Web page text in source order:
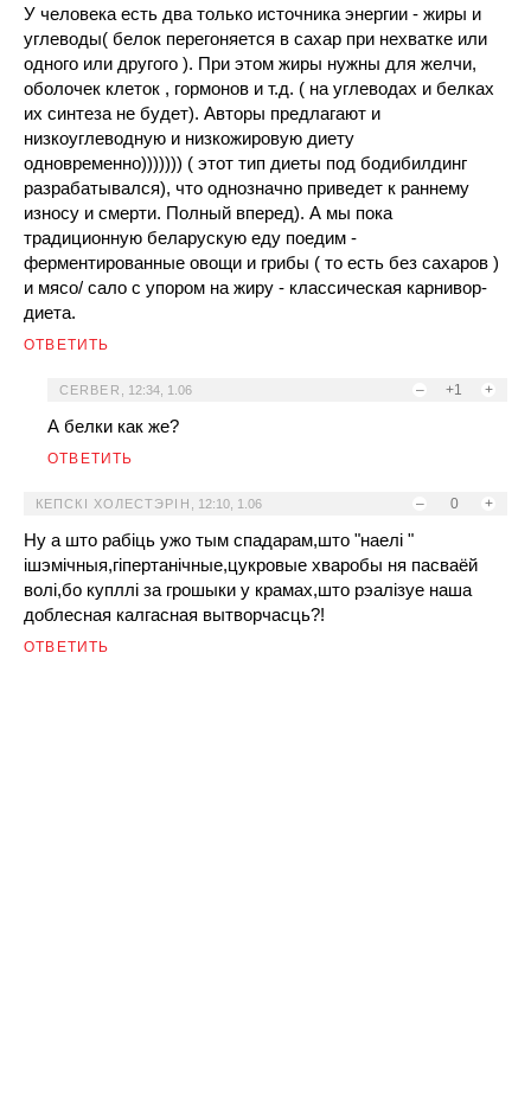
У человека есть два только источника энергии - жиры и
углеводы( белок перегоняется в сахар при нехватке или
одного или другого ). При этом жиры нужны для желчи,
оболочек клеток , гормонов и т.д. ( на углеводах и белках
их синтеза не будет). Авторы предлагают и
низкоуглеводную и низкожировую диету
одновременно))))))) ( этот тип диеты под бодибилдинг
разрабатывался), что однозначно приведет к раннему
износу и смерти. Полный вперед). А мы пока
традиционную беларускую еду поедим -
ферментированные овощи и грибы ( то есть без сахаров )
и мясо/ сало с упором на жиру - классическая карнивор-
диета.
ОТВЕТИТЬ
– +1 +
CERBER 12:34, 1.06
А белки как же?
ОТВЕТИТЬ
– 0 +
КЕПСКI ХОЛЕСТЭРIН 12:10, 1.06
Ну а што рабiць ужо тым спадарам,што "наелi "
iшэмiчныя,гiпертанiчные,цукровые хваробы ня пасваёй
волi,бо купллi за грошыки у крамах,што рэалiзуе наша
доблесная калгасная вытворчасць?!
ОТВЕТИТЬ